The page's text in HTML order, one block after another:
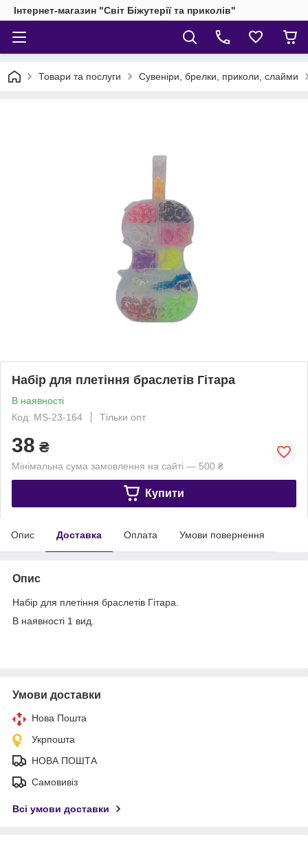
Інтернет-магазин "Світ Біжутерії та приколів"
Товари та послуги Сувеніри, брелки, приколи, слайми
Набір для плетіння браслетів Гітара
В наявності
Код: MS-23-164
Тільки опт
38 ₴
Мінімальна сума замовлення на сайті — 500 ₴
Купити
Опис Доставка Оплата Умови повернення
Опис
Набір для плетіння браслетів Гітара.
В наявності 1 вид.
Умови доставки
Нова Пошта
Укрпошта
НОВА ПОШТА
Самовивіз
Всі умови доставки